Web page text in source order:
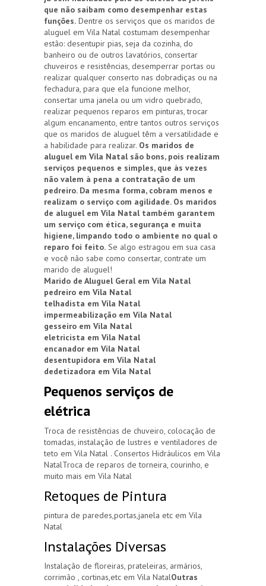
que não saibam como desempenhar estas
funções. Dentre os serviços que os maridos de
aluguel em Vila Natal costumam desempenhar
estão: desentupir pias, seja da cozinha, do
banheiro ou de outros lavatórios, consertar
chuveiros e resistências, desemperrar portas ou
realizar qualquer conserto nas dobradiças ou na
fechadura, para que ela funcione melhor,
consertar uma janela ou um vidro quebrado,
realizar pequenos reparos em pinturas, trocar
algum encanamento, entre tantos outros serviços
que os maridos de aluguel têm a versatilidade e
a habilidade para realizar. Os maridos de
aluguel em Vila Natal são bons, pois realizam
serviços pequenos e simples, que às vezes
não valem à pena a contratação de um
pedreiro. Da mesma forma, cobram menos e
realizam o serviço com agilidade. Os maridos
de aluguel em Vila Natal também garantem
um serviço com ética, segurança e muita
higiene, limpando todo o ambiente no qual o
reparo foi feito. Se algo estragou em sua casa
e você não sabe como consertar, contrate um
marido de aluguel!
Marido de Aluguel Geral em Vila Natal
pedreiro em Vila Natal
telhadista em Vila Natal
impermeabilização em Vila Natal
gesseiro em Vila Natal
eletricista em Vila Natal
encanador em Vila Natal
desentupidora em Vila Natal
dedetizadora em Vila Natal
Pequenos serviços de
elétrica
Troca de resistências de chuveiro, colocação de
tomadas, instalação de lustres e ventiladores de
teto em Vila Natal . Consertos Hidráulicos em Vila
NatalTroca de reparos de torneira, courinho, e
muito mais em Vila Natal
Retoques de Pintura
pintura de paredes,portas,janela etc em Vila
Natal
Instalações Diversas
Instalação de floreiras, prateleiras, armários,
corrimão , cortinas,etc em Vila NatalOutras